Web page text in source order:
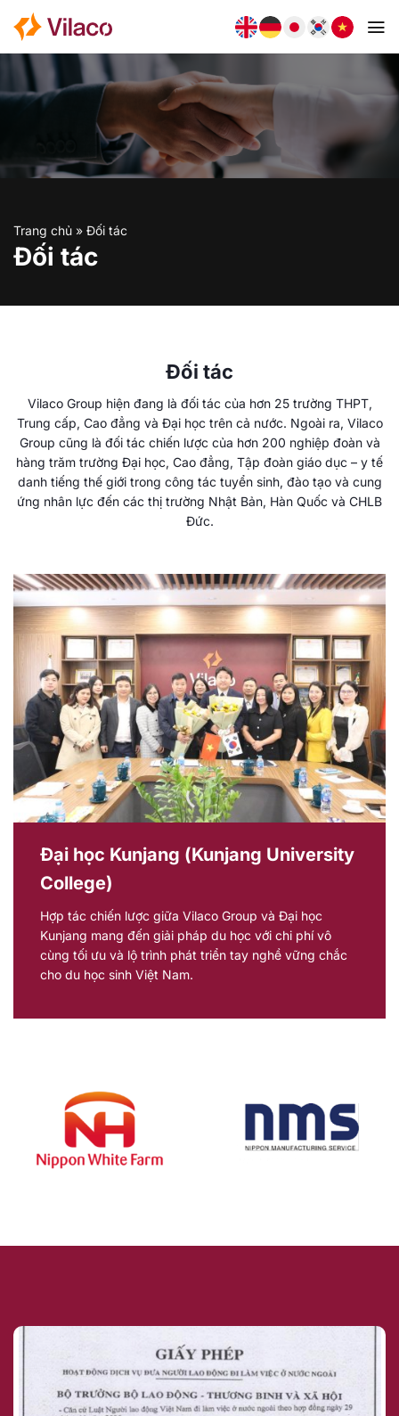
qua
Trang chủ » Đối tác
Đối tác
Đối tác
Vilaco Group hiện đang là đối tác của hơn 25 trường THPT,
Trung cấp, Cao đẳng và Đại học trên cả nước. Ngoài ra, Vilaco
Group cũng là đối tác chiến lược của hơn 200 nghiệp đoàn và
hàng trăm trường Đại học, Cao đẳng, Tập đoàn giáo dục – y tế
danh tiếng thế giới trong công tác tuyển sinh, đào tạo và cung
ứng nhân lực đến các thị trường Nhật Bản, Hàn Quốc và CHLB
Đức.
Đại học Kunjang (Kunjang University
College)
Hợp tác chiến lược giữa Vilaco Group và Đại học
Kunjang mang đến giải pháp du học với chi phí vô
cùng tối ưu và lộ trình phát triển tay nghề vững chắc
cho du học sinh Việt Nam.